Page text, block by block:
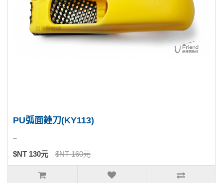
PU弧面銼刀(KY113)
..
$NT 130元 $NT 160元